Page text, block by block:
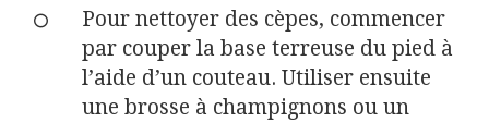
Pour nettoyer des cèpes, commencer
par couper la base terreuse du pied à
l’aide d’un couteau. Utiliser ensuite
une brosse à champignons ou un